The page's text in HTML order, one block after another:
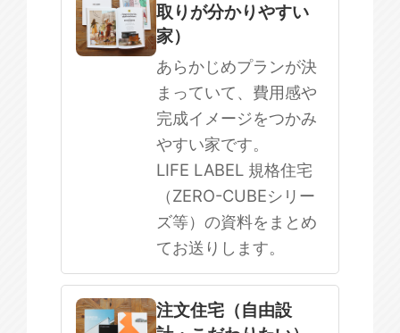
SOWOOD
まだ何も決まっていない
取りが分かりやすい
家）
あらかじめプランが決
まっていて、費用感や
完成イメージをつかみ
やすい家です。
LIFE LABEL 規格住宅
（ZERO-CUBEシリー
ズ等）の資料をまとめ
てお送りします。
注文住宅（自由設